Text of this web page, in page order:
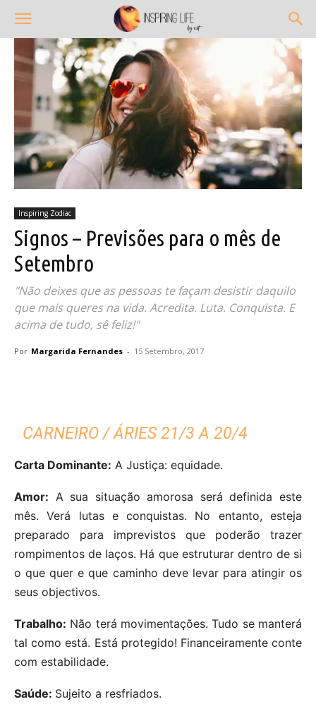
Inspiring Zodiac
Signos – Previsões para o mês de
Setembro
"Não deixes que as pessoas te façam desistir daquilo
que mais queres na vida. Acredita. Luta. Conquista. E
acima de tudo, sê feliz!"
Por Margarida Fernandes - 15 Setembro, 2017
CARNEIRO / ÁRIES 21/3 A 20/4
Carta Dominante: A Justiça: equidade.
Amor: A sua situação amorosa será definida este
mês. Verá lutas e conquistas. No entanto, esteja
preparado para imprevistos que poderão trazer
rompimentos de laços. Há que estruturar dentro de si
o que quer e que caminho deve levar para atingir os
seus objectivos.
Trabalho: Não terá movimentações. Tudo se manterá
tal como está. Está protegido! Financeiramente conte
com estabilidade.
Saúde: Sujeito a resfriados.